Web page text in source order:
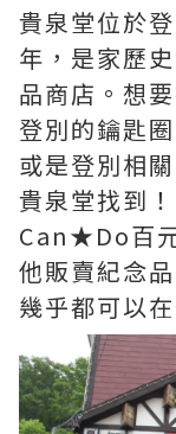
貴泉堂位於
年，是家歷
品商店。想
登別的鑰匙
或是登別相
貴泉堂找到
Can★Do百
他販賣紀念
幾乎都可以